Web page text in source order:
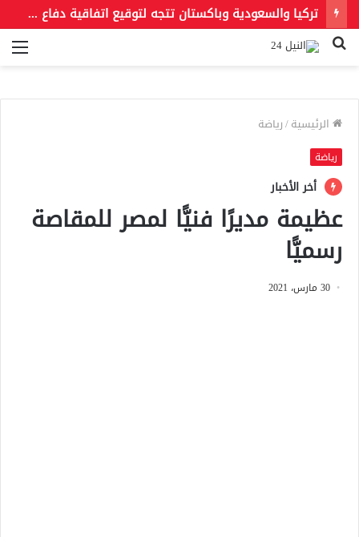
تركيا والسعودية وباكستان تتجه لتوقيع اتفاقية دفاع مشترك اليوم
بحث
الرئيسية/رياضة
رياضة
أخر الأخبار
عظيمة مديرًا فنيًّا لمصر للمقاصة
رسميًّا
30 مارس، 2021